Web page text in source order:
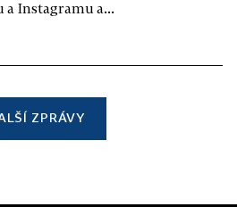
a Instagramu a...
ZPRÁVY